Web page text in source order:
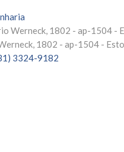
Werneck, 1802 - ap-1504 -
1802 - ap-1504 -
3324-9182